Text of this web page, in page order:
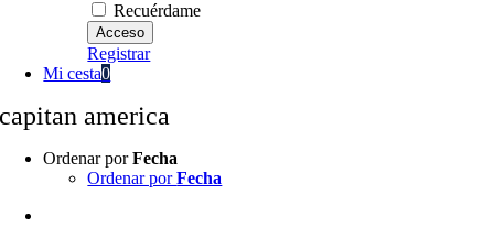
Recuérdame
Registrar
Mi cesta0
capitan america
Ordenar porFecha
Ordenar porFecha